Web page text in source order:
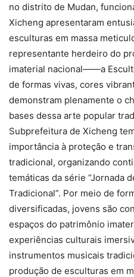
no distrito de Mudan,
Xicheng apresentaram
esculturas em massa
representante herdeiro do
imaterial nacional——a
de formas vivas, cores
demonstram plenamente o
bases dessa arte popular
Subprefeitura de Xicheng
importância à proteção e
tradicional, organizando
temáticas da série “Jornada
Tradicional”. Por meio de
diversificadas, jovens são
espaços do patrimônio
experiências culturais
instrumentos musicais
produção de esculturas em